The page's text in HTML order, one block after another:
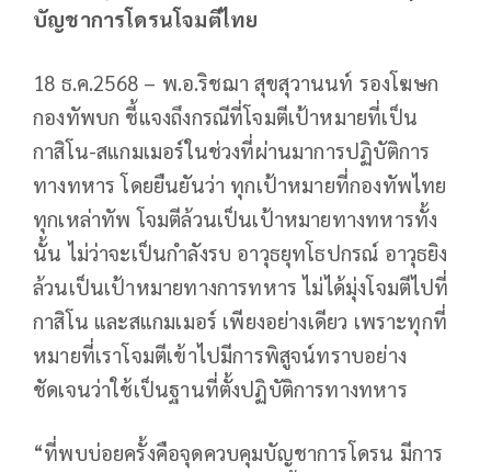
บัญชาการโดรนโจมตีไทย
18 ธ.ค.2568 – พ.อ.ริชฌา สุขสุวานนท์ รองโฆษก
กองทัพบก ชี้แจงถึงกรณีที่โจมตีเป้าหมายที่เป็น
กาสิโน-สแกมเมอร์ในช่วงที่ผ่านมาการปฏิบัติการ
ทางทหาร โดยยืนยันว่า ทุกเป้าหมายที่กองทัพไทย
ทุกเหล่าทัพ โจมตีล้วนเป็นเป้าหมายทางทหารทั้ง
นั้น ไม่ว่าจะเป็นกำลังรบ อาวุธยุทโธปกรณ์ อาวุธยิง
ล้วนเป็นเป้าหมายทางการทหาร ไม่ได้มุ่งโจมตีไปที่
กาสิโน และสแกมเมอร์ เพียงอย่างเดียว เพราะทุกที่
หมายที่เราโจมตีเข้าไปมีการพิสูจน์ทราบอย่าง
ชัดเจนว่าใช้เป็นฐานที่ตั้งปฏิบัติการทางทหาร
“ที่พบบ่อยครั้งคือจุดควบคุมบัญชาการโดรน มีการ